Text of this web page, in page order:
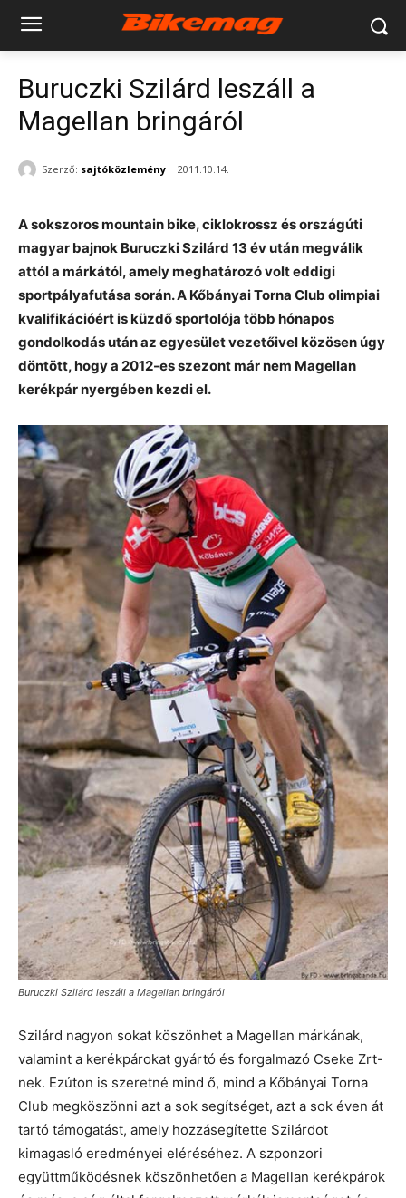
Buruczki Szilárd leszáll a
Magellan bringáról
Szerző: sajtóközlemény 2011.10.14.
A sokszoros mountain bike, ciklokrossz és országúti
magyar bajnok Buruczki Szilárd 13 év után megválik
attól a márkától, amely meghatározó volt eddigi
sportpályafutása során. A Kőbányai Torna Club olimpiai
kvalifikációért is küzdő sportolója több hónapos
gondolkodás után az egyesület vezetőivel közösen úgy
döntött, hogy a 2012-es szezont már nem Magellan
kerékpár nyergében kezdi el.
Buruczki Szilárd leszáll a Magellan bringáról
Szilárd nagyon sokat köszönhet a Magellan márkának,
valamint a kerékpárokat gyártó és forgalmazó Cseke Zrt-
nek. Ezúton is szeretné mind ő, mind a Kőbányai Torna
Club megköszönni azt a sok segítséget, azt a sok éven át
tartó támogatást, amely hozzásegítette Szilárdot
kimagasló eredményei eléréséhez. A szponzori
együttműködésnek köszönhetően a Magellan kerékpárok